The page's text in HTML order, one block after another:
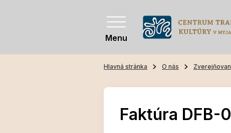
Menu
Hlavná stránka O nás
Faktúra DFB-